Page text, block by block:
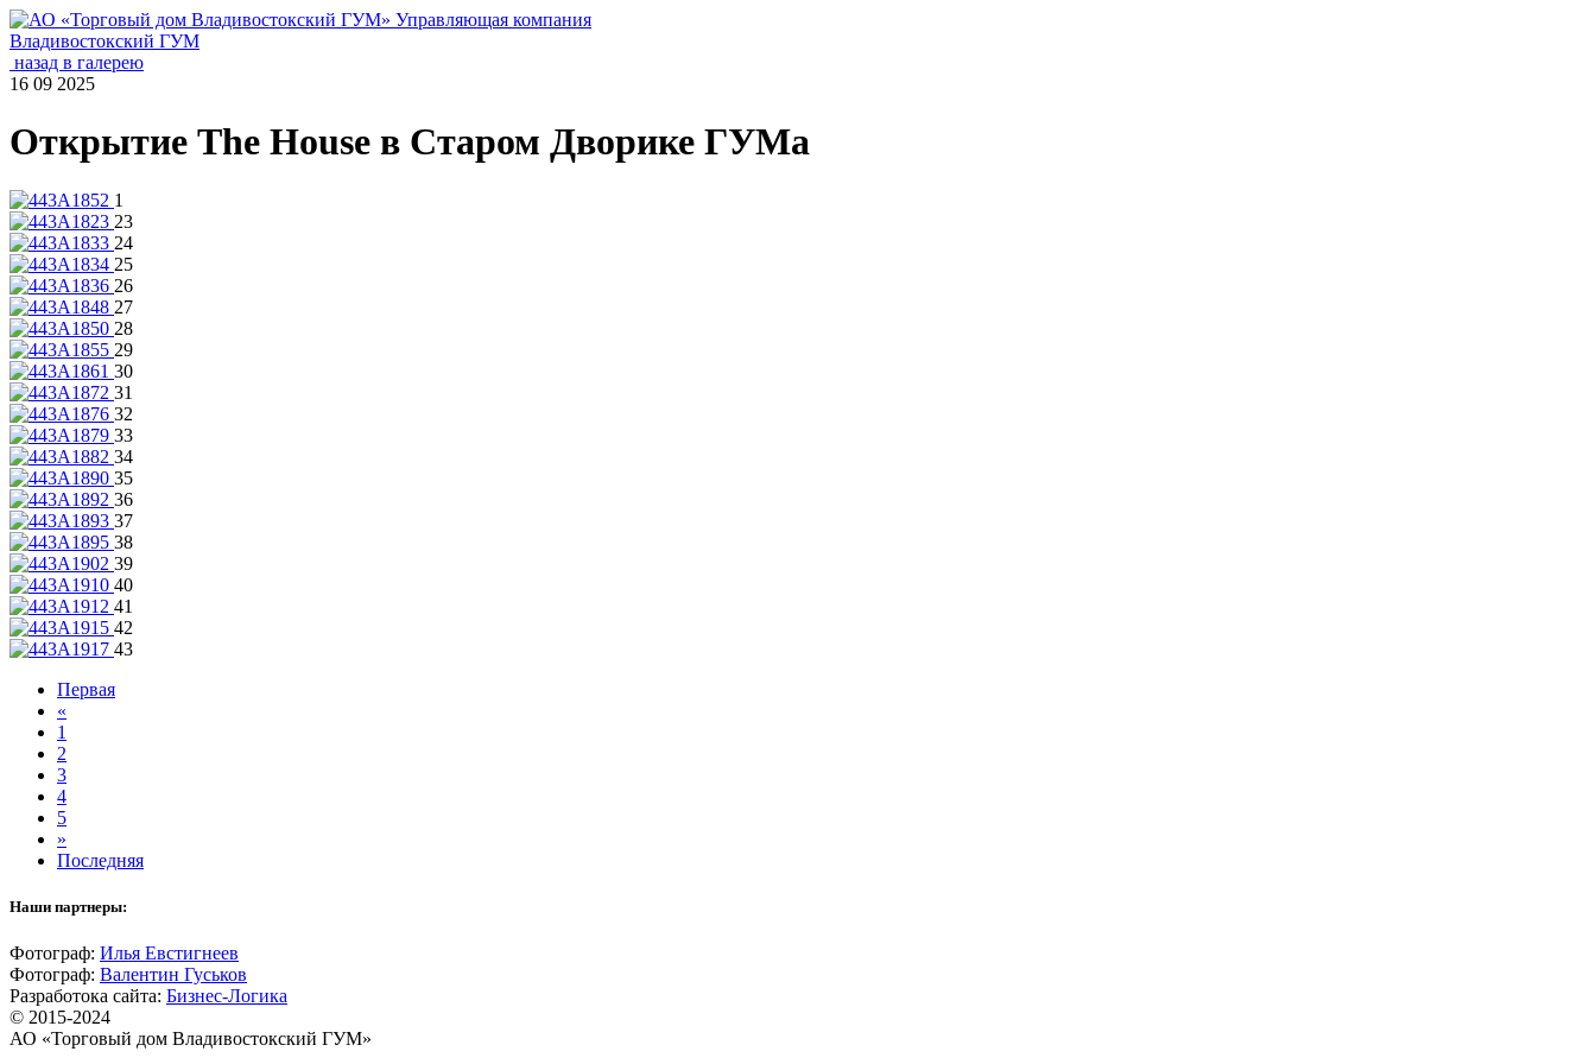
Управляющая компания
Владивостокский ГУМ
назад в галерею
16 09 2025
Открытие The House в Старом Дворике ГУМа
1
23
24
25
26
27
28
29
30
31
32
33
34
35
36
37
38
39
40
41
42
43
Первая
«
1
2
3
4
5
»
Последняя
Наши партнеры:
Фотограф: Илья Евстигнеев
Фотограф: Валентин Гуськов
Разработока сайта: Бизнес-Логика
© 2015-2024
АО «Торговый дом Владивостокский ГУМ»